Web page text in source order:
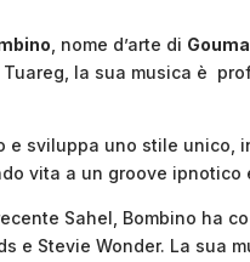
, nome d’arte di
la sua musica è
sviluppa uno stile unico,
vita a un groove ipnotico
Sahel, Bombino ha
e Stevie Wonder. La sua